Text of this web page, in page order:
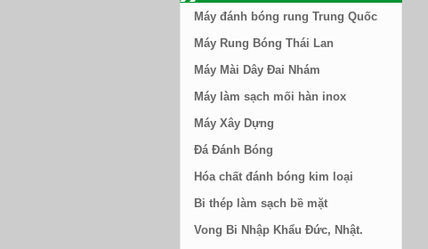
Máy đánh bóng rung Trung Quốc
Máy Rung Bóng Thái Lan
Máy Mài Dây Đai Nhám
Máy làm sạch mối hàn inox
Máy Xây Dựng
Đá Đánh Bóng
Hóa chất đánh bóng kim loại
Bi thép làm sạch bề mặt
Vong Bi Nhập Khẩu Đức, Nhật.